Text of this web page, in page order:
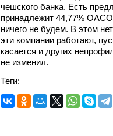
чешского банка. Есть
принадлежит 44,77%
ничего не будем. В этом
эти компании работают,
касается и других
не изменил.
Теги: